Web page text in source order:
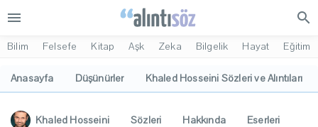
menu search
Bilim Felsefe Kitap Aşk Zeka Bilgelik Hayat Eğitim
Anasayfa Düşünürler Khaled Hosseini Sözleri ve Alıntıları
Khaled Hosseini Sözleri Hakkında
Eserleri